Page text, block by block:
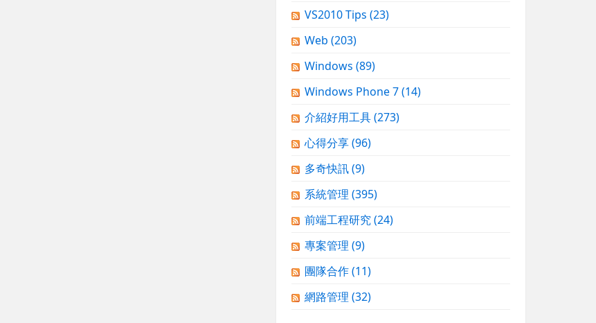
VS2010 Tips (23)
Web (203)
Windows (89)
Windows Phone 7(14)
介紹好用工具(273)
心得分享(96)
多奇快訊(9)
系統管理 (395)
前端工程研究(24)
專案管理 (9)
團隊合作(11)
網路管理 (32)